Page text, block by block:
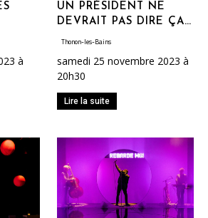
à
UN PRÉSIDENT NE
DEVRAIT PAS DIRE ÇA…
Thonon-les-Bains
samedi 25 novembre 2023 à
20h30
Lire la suite